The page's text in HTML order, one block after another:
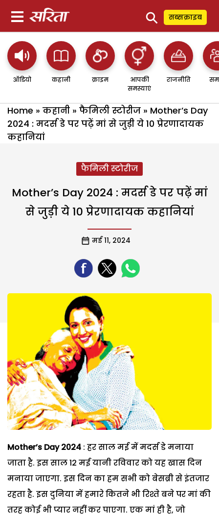
⚲ सब्सक्राइब
ऑडियो कहानी क्राइम
आपकी
समस्याएं
राजनीति
Home » कहानी » फैमिली स्टोरीज » Mother’s Day
2024 : मदर्स डे पर पढ़ें मां से जुड़ी ये 10 प्रेरणादायक
कहानियां
फैमिली स्टोरीज
Mother’s Day 2024 : मदर्स डे पर पढ़ें मां
से जुड़ी ये 10 प्रेरणादायक कहानियां
मई 11, 2024
Mother’s Day 2024 : हर साल मई में मदर्स डे मनाया
जाता है. इस साल 12 मई यानी रविवार को यह खास दिन
मनाया जाएगा. इस दिन का हम सभी को बेसब्री से इंतजार
रहता है. इस दुनिया में हमारे कितने भी रिश्ते बने पर मां की
तरह कोई भी प्यार नहीं कर पाएगा. एक मां ही है, जो